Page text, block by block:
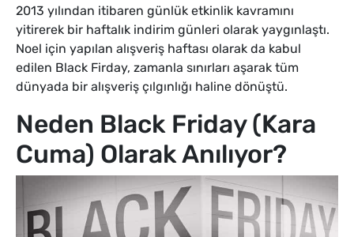
2013 yılından itibaren günlük etkinlik kavramını
yitirerek bir haftalık indirim günleri olarak yaygınlaştı.
Noel için yapılan alışveriş haftası olarak da kabul
edilen Black Firday, zamanla sınırları aşarak tüm
dünyada bir alışveriş çılgınlığı haline dönüştü.
Neden Black Friday (Kara
Cuma) Olarak Anılıyor?